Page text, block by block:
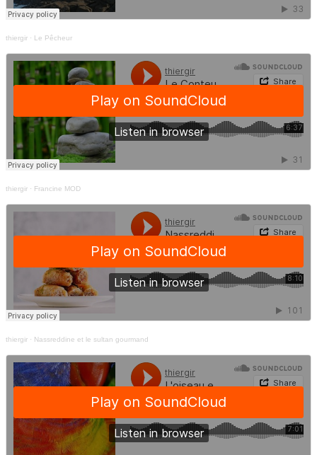
thiergir · Le Pêcheur
thiergir · Francine MOD
thiergir · Nassreddine et le sultan gourmand